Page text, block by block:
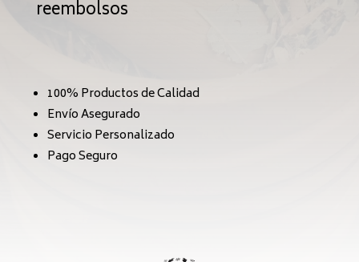
reembolsos
100% Productos de Calidad
Envío Asegurado
Servicio Personalizado
Pago Seguro